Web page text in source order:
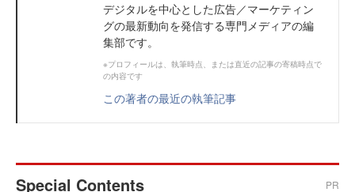
デジタルを中心とした広告／マーケティン
グの最新動向を発信する専門メディアの編
集部です。
※プロフィールは、執筆時点、または直近の記事の寄稿時点で
の内容です
この著者の最近の執筆記事
Special Contents PR